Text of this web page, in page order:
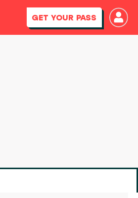
GET YOUR PASS